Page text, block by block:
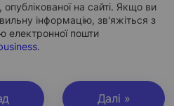
опублікованої на сайті. Якщо ви
інформацію, зв'яжіться з
електронної пошти
.
Далі »